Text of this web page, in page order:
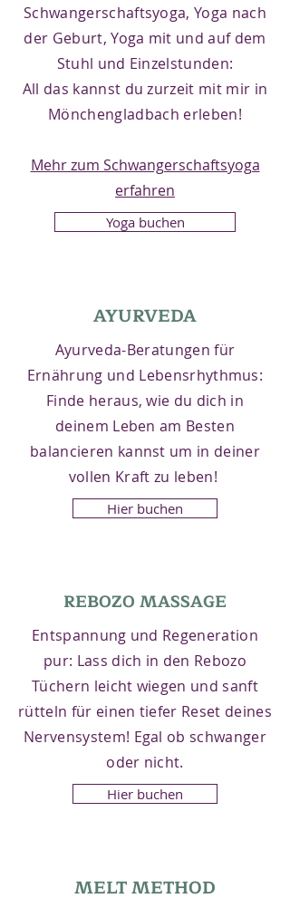
Schwangerschaftsyoga, Yoga nach
der Geburt, Yoga mit und auf dem
Stuhl und Einzelstunden:
All das kannst du zurzeit mit mir in
Mönchengladbach erleben!
Mehr zum Schwangerschaftsyoga
erfahren
Yoga buchen
AYURVEDA
Ayurveda-Beratungen für
Ernährung und Lebensrhythmus:
Finde heraus, wie du dich in
deinem Leben am Besten
balancieren kannst um in deiner
vollen Kraft zu leben!
Hier buchen
REBOZO MASSAGE
Entspannung und Regeneration
pur: Lass dich in den Rebozo
Tüchern leicht wiegen und sanft
rütteln für einen tiefer Reset deines
Nervensystem! Egal ob schwanger
oder nicht.
Hier buchen
MELT METHOD